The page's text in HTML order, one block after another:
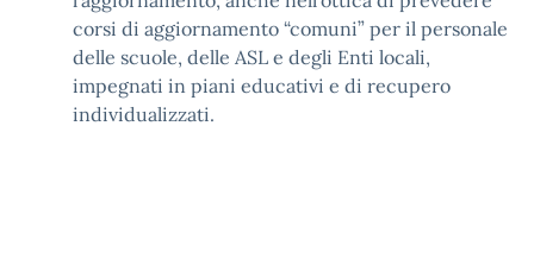
corsi di aggiornamento “comuni” per il personale
delle scuole, delle ASL e degli Enti locali,
impegnati in piani educativi e di recupero
individualizzati.